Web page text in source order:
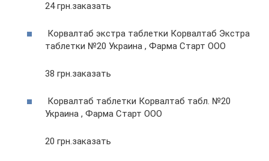
24 грн.заказать
Корвалтаб экстра таблетки Корвалтаб Экстра
таблетки №20 Украина , Фарма Старт ООО
38 грн.заказать
Корвалтаб таблетки Корвалтаб табл. №20
Украина , Фарма Старт ООО
20 грн.заказать